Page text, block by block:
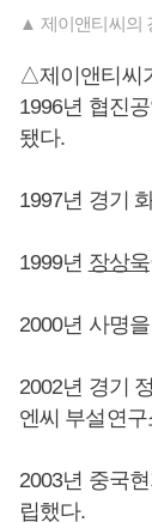
▲ 제이앤티씨의
△제이앤티씨
1996년 협진
됐다.
1997년 경기
1999년 장상욱
2000년 사명
2002년 경기
엔씨 부설연
2003년 중국
립했다.